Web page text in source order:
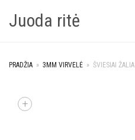
Juoda ritė
PRADŽIA » 3MM VIRVELĖ » ŠVIESIAI ŽALIA
+